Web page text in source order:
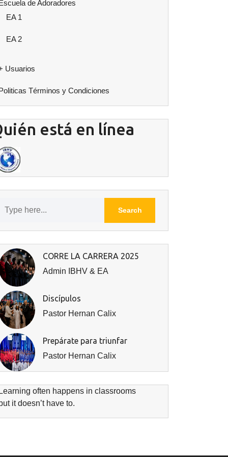
de Adoradores
EA 1
EA 2
Usuarios
Términos y Condiciones
está en línea
CORRE LA CARRERA 2025
Admin IBHV & EA
Discípulos
Pastor Hernan Calix
Prepárate para triunfar
Pastor Hernan Calix
often happens in classrooms
it doesn’t have to.